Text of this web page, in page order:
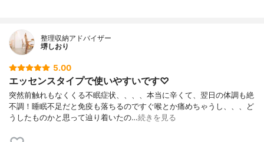
整理収納アドバイザー
堺しおり
5.00
エッセンスタイプで使いやすいです♡
突然前触れもなくくる不眠症状、、、、本当に辛くて、翌日の体調も絶
不調！睡眠不足だと免疫も落ちるのですぐ喉とか痛めちゃうし、、、ど
うしたものかと思って辿り着いたの…続きを見る